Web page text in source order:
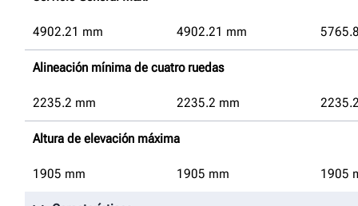
4902.21 mm 4902.21 mm
Alineación mínima de cuatro ruedas
2235.2 mm 2235.2 mm
Altura de elevación máxima
1905 mm 1905 mm 1905